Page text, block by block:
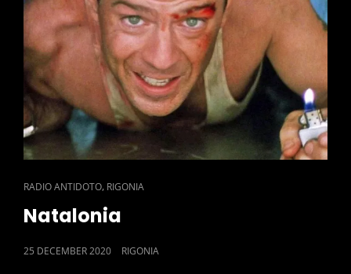
CAT
LINKS
RADIO ANTIDOTO, RIGONIA
Natalonia
POSTED
25 DECEMBER 2020 RIGONIA